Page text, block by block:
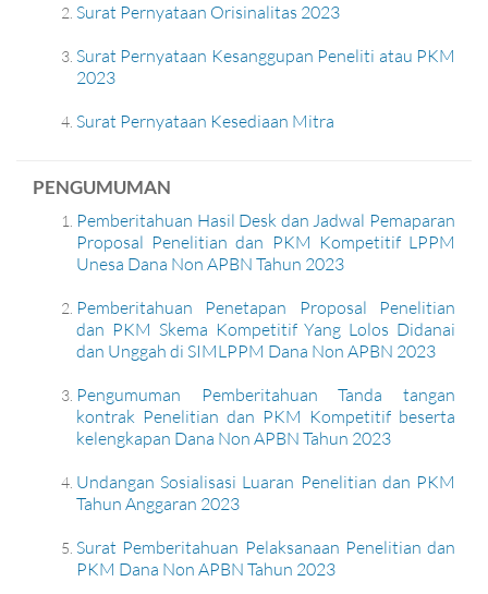
Surat Pernyataan Orisinalitas 2023
Surat Pernyataan Kesanggupan Peneliti atau PKM
2023
Surat Pernyataan Kesediaan Mitra
PENGUMUMAN
Pemberitahuan Hasil Desk dan Jadwal Pemaparan
Proposal Penelitian dan PKM Kompetitif LPPM
Unesa Dana Non APBN Tahun 2023
Pemberitahuan Penetapan Proposal Penelitian
dan PKM Skema Kompetitif Yang Lolos Didanai
dan Unggah di SIMLPPM Dana Non APBN 2023
Pengumuman Pemberitahuan Tanda tangan
kontrak Penelitian dan PKM Kompetitif beserta
kelengkapan Dana Non APBN Tahun 2023
Undangan Sosialisasi Luaran Penelitian dan PKM
Tahun Anggaran 2023
Surat Pemberitahuan Pelaksanaan Penelitian dan
PKM Dana Non APBN Tahun 2023